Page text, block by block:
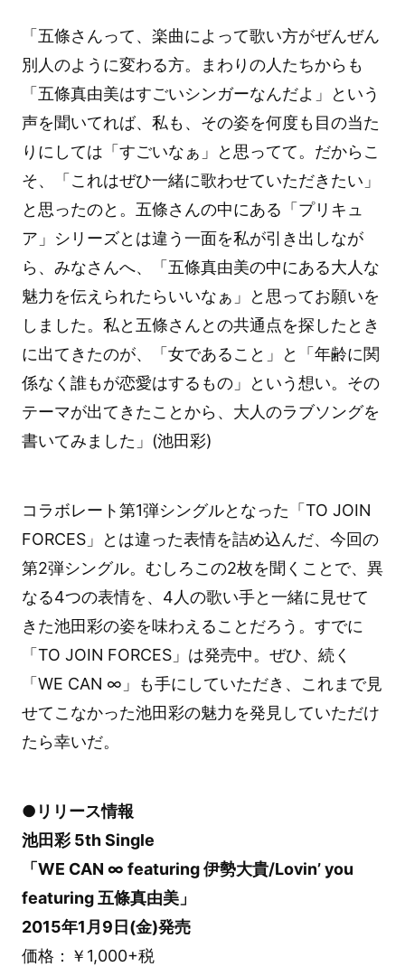
「五條さんって、楽曲によって歌い方がぜんぜん
別人のように変わる方。まわりの人たちからも
「五條真由美はすごいシンガーなんだよ」という
声を聞いてれば、私も、その姿を何度も目の当た
りにしては「すごいなぁ」と思ってて。だからこ
そ、「これはぜひ一緒に歌わせていただきたい」
と思ったのと。五條さんの中にある「プリキュ
ア」シリーズとは違う一面を私が引き出しなが
ら、みなさんへ、「五條真由美の中にある大人な
魅力を伝えられたらいいなぁ」と思ってお願いを
しました。私と五條さんとの共通点を探したとき
に出てきたのが、「女であること」と「年齢に関
係なく誰もが恋愛はするもの」という想い。その
テーマが出てきたことから、大人のラブソングを
書いてみました」(池田彩)
コラボレート第1弾シングルとなった「TO JOIN
FORCES」とは違った表情を詰め込んだ、今回の
第2弾シングル。むしろこの2枚を聞くことで、異
なる4つの表情を、4人の歌い手と一緒に見せて
きた池田彩の姿を味わえることだろう。すでに
「TO JOIN FORCES」は発売中。ぜひ、続く
「WE CAN ∞」も手にしていただき、これまで見
せてこなかった池田彩の魅力を発見していただけ
たら幸いだ。
●リリース情報
池田彩 5th Single
「WE CAN ∞ featuring 伊勢大貴/Lovin’ you
featuring 五條真由美」
2015年1月9日(金)発売
価格：￥1,000+税